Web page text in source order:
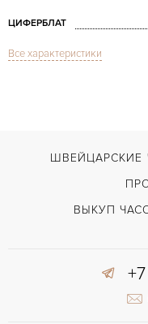
ЦИФЕРБЛАТ
СТЕКЛО
ВОЗМОЖНОСТИ ДОСТАВКИ
ШИРИНА ЗАСТЕЖКИ (MM)
Все характеристики
ШВЕЙЦАРСКИЕ
ВЫКУП